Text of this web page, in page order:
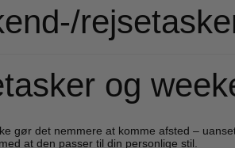
2 stk.
i 3 stk.
& skuldertasker
Bon
Bon
Bon
og
gør det nemmere at komme afsted –
at den passer til din personlige stil.